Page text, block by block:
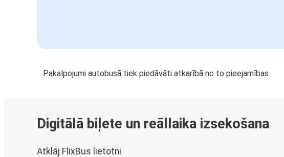
Pakalpojumi autobusā tiek piedāvāti atkarībā no to pieejamības
Digitālā biļete un reāllaika izsekošana
Atklāj FlixBus lietotni